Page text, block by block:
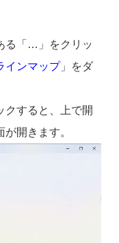
る「…」をクリッ
インマップ」をダ
クすると、上で開
開きます。